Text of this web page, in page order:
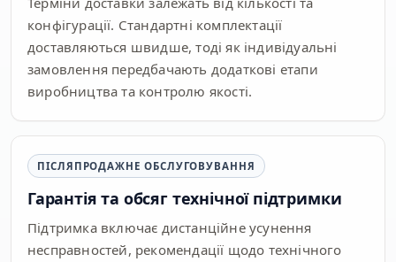
конфігурації. Стандартні комплектації
доставляються швидше, тоді як індивідуальні
замовлення передбачають додаткові етапи
виробництва та контролю якості.
ПІСЛЯПРОДАЖНЕ ОБСЛУГОВУВАННЯ
Гарантія та обсяг технічної підтримки
Підтримка включає дистанційне усунення
несправностей, рекомендації щодо технічного